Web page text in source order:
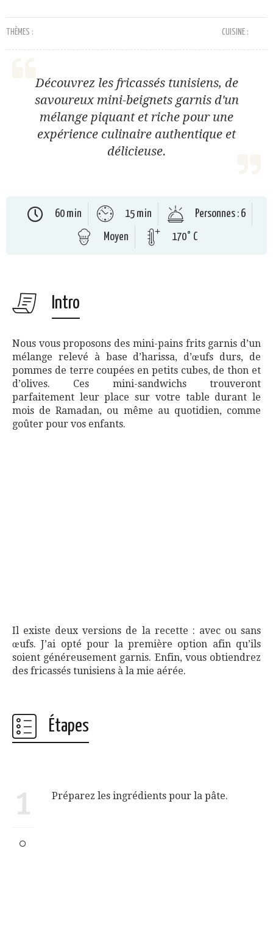
THÈMES : CUISINE :
Découvrez les fricassés tunisiens, de
savoureux mini-beignets garnis d'un
mélange piquant et riche pour une
expérience culinaire authentique et
délicieuse.
60 min 15 min
Personnes : 6
Moyen
170° C
Intro
Nous vous proposons des mini-pains frits garnis d’un
mélange relevé à base d’harissa, d’œufs durs, de
pommes de terre coupées en petits cubes, de thon et
d’olives. Ces mini-sandwichs trouveront
parfaitement leur place sur votre table durant le
mois de Ramadan, ou même au quotidien, comme
goûter pour vos enfants.
Il existe deux versions de la recette : avec ou sans
œufs. J’ai opté pour la première option afin qu’ils
soient généreusement garnis. Enfin, vous obtiendrez
des fricassés tunisiens à la mie aérée.
Étapes
1 Préparez les ingrédients pour la pâte.